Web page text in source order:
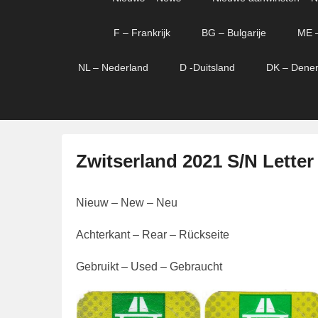
F – Frankrijk BG – Bulgarije ME
NL – Nederland D -Duitsland DK –
Zwitserland 2021 S/N Letter
e
l
a
s
Nieuw – New – Neu
Achterkant – Rear – Rückseite
Gebruikt – Used – Gebraucht